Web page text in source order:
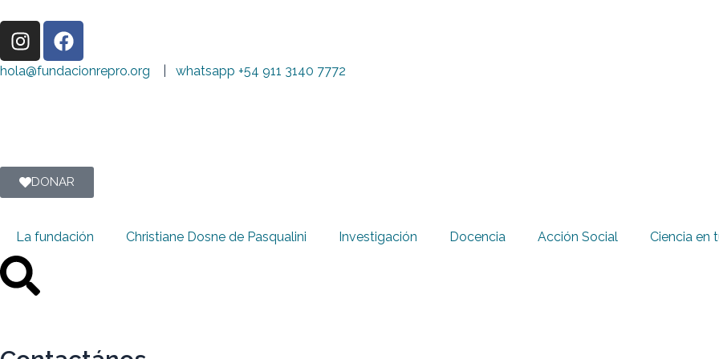
contenido
I
n
s
a
m
F
a
c
k
hola@fundacionrepro.org whatsapp +54 911 3140 7772
DONAR
La fundación Christiane Dosne de Pasqualini Investigación Docencia Acción Social Ciencia en